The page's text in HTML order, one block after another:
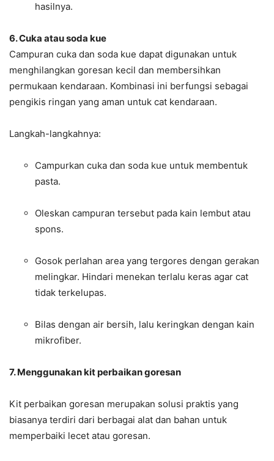
hasilnya.
6. Cuka atau soda kue
Campuran cuka dan soda kue dapat digunakan untuk
menghilangkan goresan kecil dan membersihkan
permukaan kendaraan. Kombinasi ini berfungsi sebagai
pengikis ringan yang aman untuk cat kendaraan.
Langkah-langkahnya:
Campurkan cuka dan soda kue untuk membentuk
pasta.
Oleskan campuran tersebut pada kain lembut atau
spons.
Gosok perlahan area yang tergores dengan gerakan
melingkar. Hindari menekan terlalu keras agar cat
tidak terkelupas.
Bilas dengan air bersih, lalu keringkan dengan kain
mikrofiber.
7. Menggunakan kit perbaikan goresan
Kit perbaikan goresan merupakan solusi praktis yang
biasanya terdiri dari berbagai alat dan bahan untuk
memperbaiki lecet atau goresan.